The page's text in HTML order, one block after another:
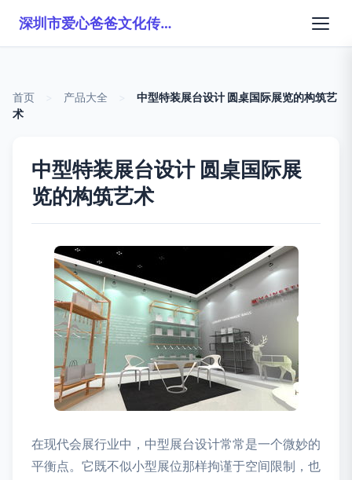
深圳市爱心爸爸文化传播有限公司
首页 产品大全
中型特装展台设计 圆桌国际展览的构筑艺
术
中型特装展台设计 圆桌国际展
览的构筑艺术
在现代会展行业中，中型展台设计常常是一个微妙的
平衡点。它既不似小型展位那样拘谨于空间限制，也